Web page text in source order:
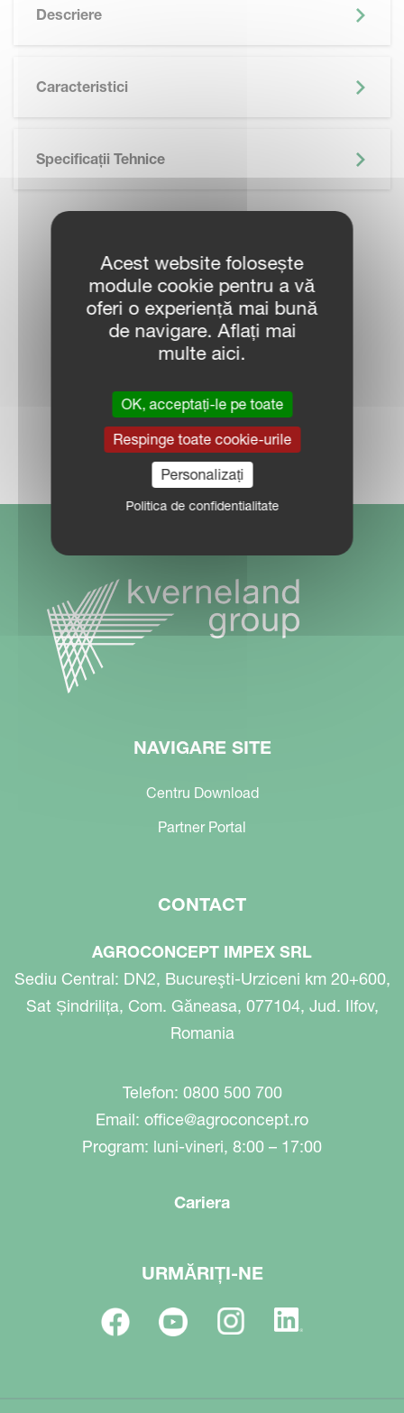
Descriere
Caracteristici
Specificații Tehnice
CONTACTEAZĂ
REPREZENTANT
VÂNZĂRI
LOCALIZARE DEALER
NAVIGARE SITE
Centru Download
Partner Portal
CONTACT
AGROCONCEPT IMPEX SRL
Sediu Central: DN2, Bucureşti-Urziceni km 20+600,
Sat Șindrilița, Com. Găneasa, 077104, Jud. Ilfov,
Romania
Telefon: 0800 500 700
Email: office@agroconcept.ro
Program: luni-vineri, 8:00 – 17:00
Cariera
URMĂRIȚI-NE
Acest website folosește
module cookie pentru a vă
oferi o experiență mai bună
de navigare. Aflați mai
multe aici.
OK, acceptați-le pe toate
Respinge toate cookie-urile
Personalizați
Politica de confidentialitate